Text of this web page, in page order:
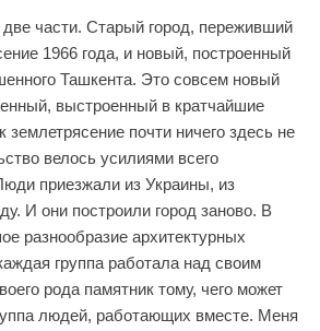
части. Старый город, переживший
1966 года, и новый, построенный
Ташкента. Это совсем новый
выстроенный в кратчайшие
землетрясение почти ничего здесь не
велось усилиями всего
приезжали из Украины, из
И они построили город заново. В
разнообразие архитектурных
группа работала над своим
рода памятник тому, чего может
людей, работающих вместе. Меня